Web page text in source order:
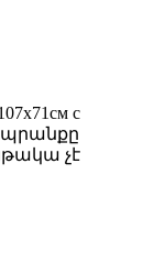
с
ապրանքը
չէ